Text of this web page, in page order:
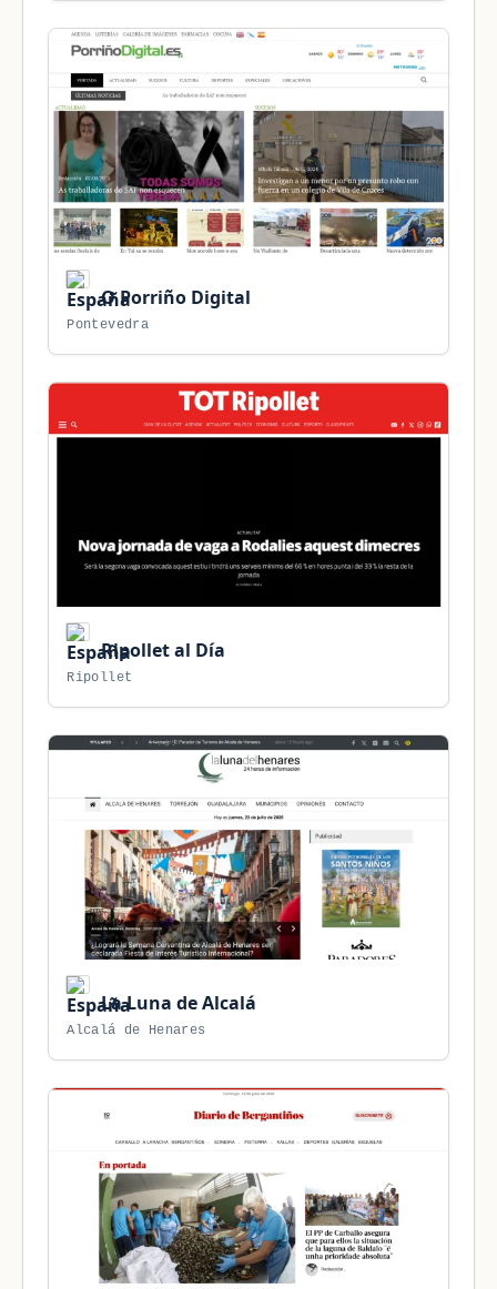
O Porriño Digital
Pontevedra
Ripollet al Día
Ripollet
La Luna de Alcalá
Alcalá de Henares